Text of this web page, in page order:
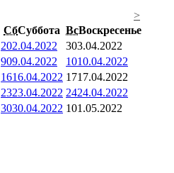
>
СбСуббота ВсВоскресенье
202.04.2022 303.04.2022
909.04.2022 1010.04.2022
1616.04.2022 1717.04.2022
2323.04.2022 2424.04.2022
3030.04.2022 101.05.2022